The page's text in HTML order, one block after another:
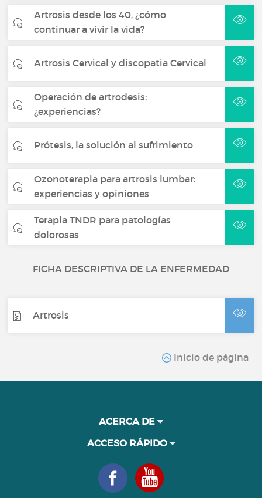
Artrosis desde los 40, ¿cómo
continuar a vivir la vida?
Artrosis Cervical y discopatia Cervical
Operación de artrodesis:
¿experiencias?
Prótesis, la solución al sufrimiento
Ozonoterapia para artrosis lumbar:
experiencias y opiniones
Terapia TNDR para patologías
dolorosas
FICHA DESCRIPTIVA DE LA ENFERMEDAD
Artrosis
Inicio de página
ACERCA DE
ACCESO RÁPIDO